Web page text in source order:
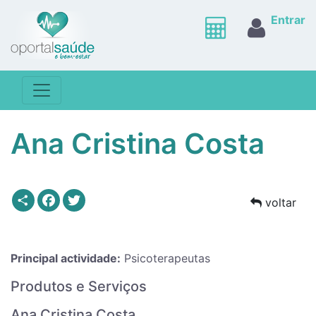
Entrar
Ana Cristina Costa
ShareFacebook
voltar
Principal actividade: Psicoterapeutas
Produtos e Serviços